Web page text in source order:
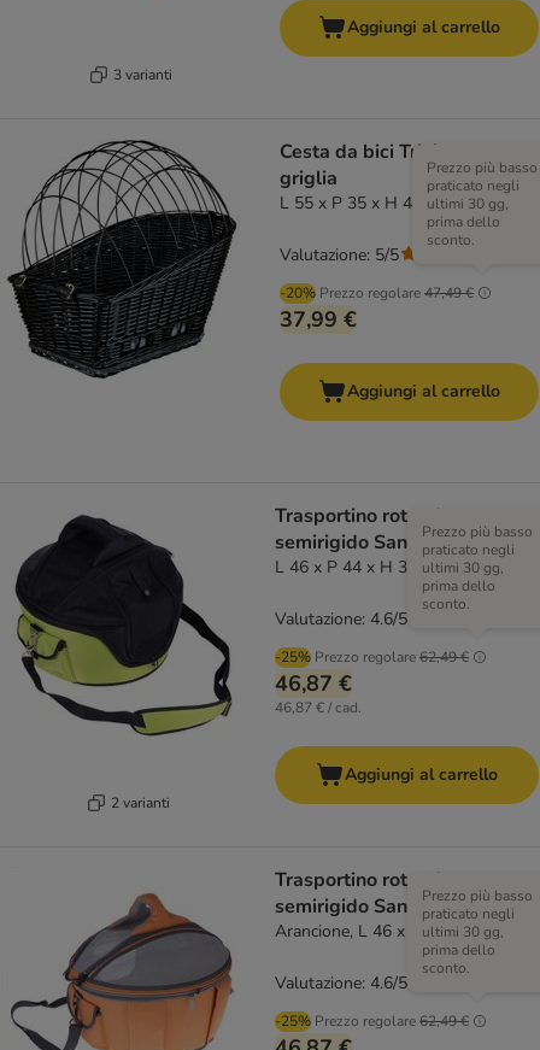
3 varianti
Aggiungi al carrello
Cesta da bici Trixie con
griglia
L 55 x P 35 x H 49 cm
-20% Prezzo regolare47,49 €
Prezzo più basso
praticato negli
ultimi 30 gg,
prima dello
sconto.
37,99 €
Valutazione: 5/5
Aggiungi al carrello
2 varianti
Trasportino rotondo
semirigido Sandy
L 46 x P 44 x H 35 cm
-25% Prezzo regolare62,49 €
Prezzo più basso
praticato negli
ultimi 30 gg,
prima dello
sconto.
46,87 €
46,87 € / cad.
Valutazione: 4.6/5
Aggiungi al carrello
Trasportino rotondo
semirigido Sandy
Arancione, L 46 x P 44 x H 35 cm
-25% Prezzo regolare62,49 €
Prezzo più basso
praticato negli
ultimi 30 gg,
prima dello
sconto.
Valutazione: 4.6/5